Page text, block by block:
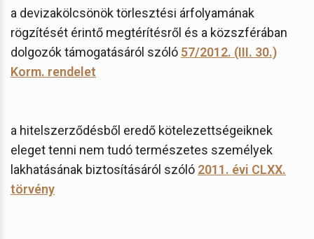
a devizakölcsönök törlesztési árfolyamának
rögzítését érintő megtérítésről és a közszférában
dolgozók támogatásáról szóló 57/2012. (III. 30.)
Korm. rendelet
a hitelszerződésből eredő kötelezettségeiknek
eleget tenni nem tudó természetes személyek
lakhatásának biztosításáról szóló 2011. évi CLXX.
törvény